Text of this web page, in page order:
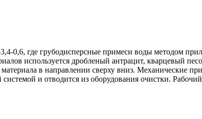
0,6, где грубодисперсные примеси воды методом
используется дробленый антрацит, кварцевый
в направлении сверху вниз. Механические
и отводится из оборудования очистки.